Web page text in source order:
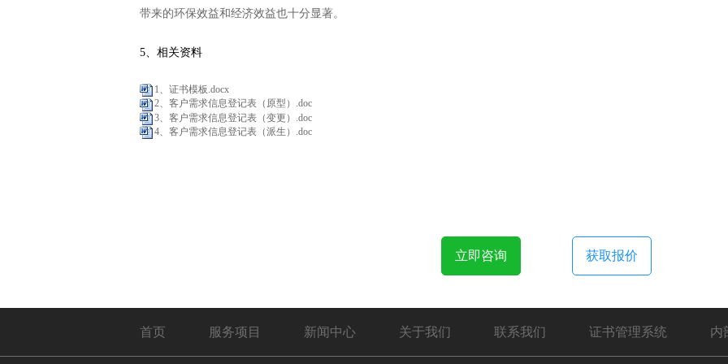
带来的环保效益和经济效益也十分显著。
5、相关资料
1、证书模板.docx
2、客户需求信息登记表（原型）.doc
3、客户需求信息登记表（变更）.doc
4、客户需求信息登记表（派生）.doc
立即咨询 获取报价
首页 服务项目 新闻中心 关于我们 联系我们 证书管理系统 内